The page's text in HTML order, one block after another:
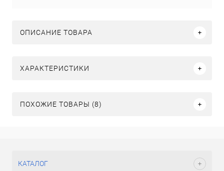
ОПИСАНИЕ ТОВАРА
ХАРАКТЕРИСТИКИ
ПОХОЖИЕ ТОВАРЫ (8)
КАТАЛОГ